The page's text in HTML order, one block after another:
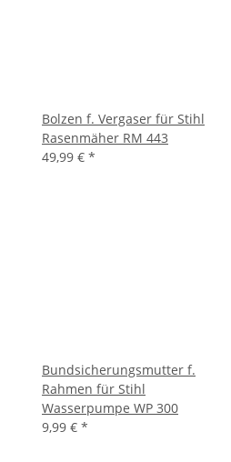
Bolzen f. Vergaser für Stihl
Rasenmäher RM 443
49,99 € *
Bundsicherungsmutter f.
Rahmen für Stihl
Wasserpumpe WP 300
9,99 € *